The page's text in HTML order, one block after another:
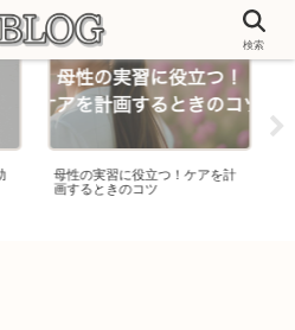
母性の実習に役立つ！ケアを計
画するときのコツ
検索